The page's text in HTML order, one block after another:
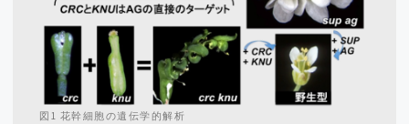
図1 花幹細胞の遺伝学的解析